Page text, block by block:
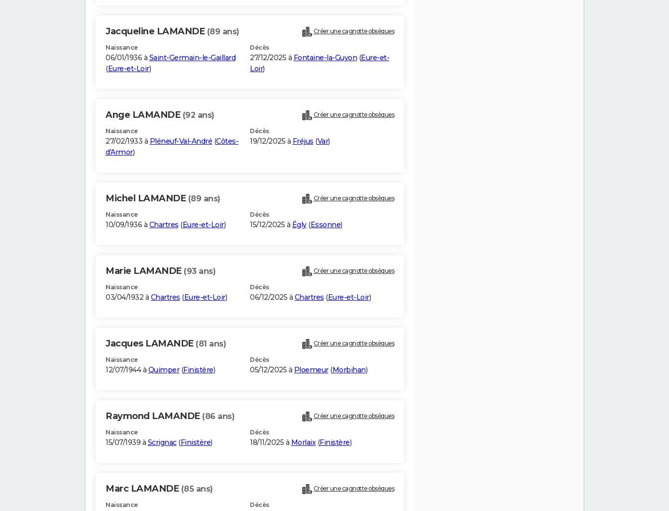
Jacqueline LAMANDE (89 ans) Créer une cagnotte obsèques
Naissance
06/01/1936 à Saint-Germain-le-Gaillard
(Eure-et-Loir)
Décès
27/12/2025 à Fontaine-la-Guyon (Eure-et-
Loir)
Ange LAMANDE (92 ans) Créer une cagnotte obsèques
Naissance
27/02/1933 à Pléneuf-Val-André (Côtes-
d'Armor)
Décès
19/12/2025 à Fréjus (Var)
Michel LAMANDE (89 ans) Créer une cagnotte obsèques
Naissance
10/09/1936 à Chartres (Eure-et-Loir)
Décès
15/12/2025 à Égly(Essonne)
Marie LAMANDE (93 ans) Créer une cagnotte obsèques
Naissance
03/04/1932 à Chartres (Eure-et-Loir)
Décès
06/12/2025 à Chartres (Eure-et-Loir)
Jacques LAMANDE (81 ans) Créer une cagnotte obsèques
Naissance
12/07/1944 à Quimper(Finistère)
Décès
05/12/2025 à Ploemeur(Morbihan)
Raymond LAMANDE (86 ans) Créer une cagnotte obsèques
Naissance
15/07/1939 à Scrignac(Finistère)
Décès
18/11/2025 à Morlaix(Finistère)
Marc LAMANDE (85 ans) Créer une cagnotte obsèques
Naissance Décès